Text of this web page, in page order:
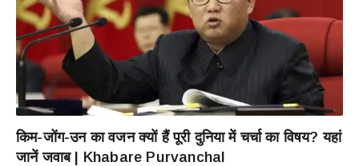
किम-जोंग-उन का वजन क्यों हैं पूरी दुनिया में चर्चा का विषय? यहां
जानें जवाब | Khabare Purvanchal